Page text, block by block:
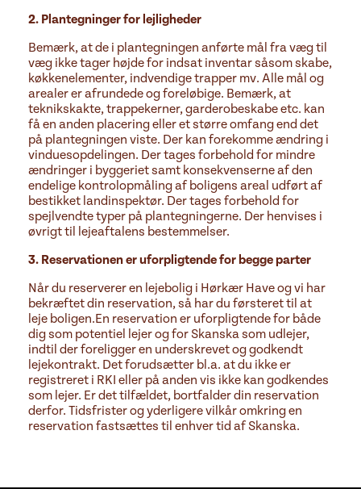
2. Plantegninger for lejligheder
Bemærk, at de i plantegningen anførte mål fra væg til
væg ikke tager højde for indsat inventar såsom skabe,
køkkenelementer, indvendige trapper mv. Alle mål og
arealer er afrundede og foreløbige. Bemærk, at
teknikskakte, trappekerner, garderobeskabe etc. kan
få en anden placering eller et større omfang end det
på plantegningen viste. Der kan forekomme ændring i
vinduesopdelingen. Der tages forbehold for mindre
ændringer i byggeriet samt konsekvenserne af den
endelige kontrolopmåling af boligens areal udført af
bestikket landinspektør. Der tages forbehold for
spejlvendte typer på plantegningerne. Der henvises i
øvrigt til lejeaftalens bestemmelser.
3. Reservationen er uforpligtende for begge parter
Når du reserverer en lejebolig i Hørkær Have og vi har
bekræftet din reservation, så har du førsteret til at
leje boligen.En reservation er uforpligtende for både
dig som potentiel lejer og for Skanska som udlejer,
indtil der foreligger en underskrevet og godkendt
lejekontrakt. Det forudsætter bl.a. at du ikke er
registreret i RKI eller på anden vis ikke kan godkendes
som lejer. Er det tilfældet, bortfalder din reservation
derfor. Tidsfrister og yderligere vilkår omkring en
reservation fastsættes til enhver tid af Skanska.